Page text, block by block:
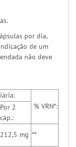
por dia,
de um
não deve
% VRN*:
Por 2
cáp.:
212,5 mg **